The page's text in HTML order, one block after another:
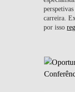
carreira.
por isso